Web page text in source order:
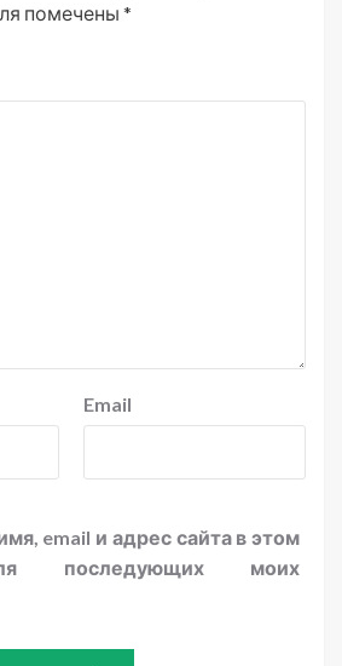
помечены *
Email
email и адрес сайта в этом
последующих моих